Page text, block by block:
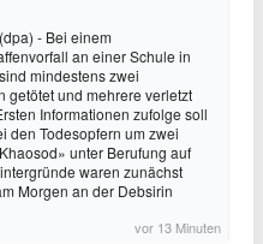
- Bei einem
an einer Schule in
mindestens zwei
getötet und mehrere verletzt
Informationen zufolge soll
den Todesopfern um zwei
unter Berufung auf
waren zunächst
Morgen an der Debsirin
vor 13 Minuten